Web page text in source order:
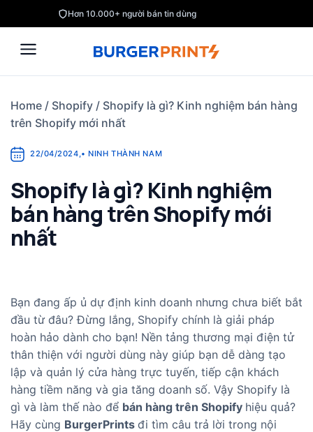
to
content
Hơn 10.000+ người bán tin dùng
Home / Shopify / Shopify là gì? Kinh nghiệm bán hàng
trên Shopify mới nhất
22/04/2024,• NINH THÀNH NAM
Shopify là gì? Kinh nghiệm
bán hàng trên Shopify mới
nhất
Bạn đang ấp ủ dự định kinh doanh nhưng chưa biết bắt
đầu từ đâu? Đừng lắng, Shopify chính là giải pháp
hoàn hảo dành cho bạn! Nền tảng thương mại điện tử
thân thiện với người dùng này giúp bạn dễ dàng tạo
lập và quản lý cửa hàng trực tuyến, tiếp cận khách
hàng tiềm năng và gia tăng doanh số. Vậy Shopify là
gì và làm thế nào để bán hàng trên Shopify hiệu quả?
Hãy cùng BurgerPrints đi tìm câu trả lời trong nội